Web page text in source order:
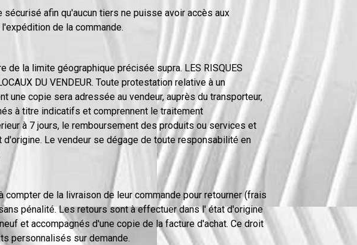
afin qu'aucun tiers ne puisse avoir accès aux
de la commande.
la limite géographique précisée supra. LES RISQUES
DU VENDEUR. Toute protestation relative à un
une copie sera adressée au vendeur, auprès du transporteur,
à titre indicatifs et comprennent le traitement
à 7 jours, le remboursement des produits ou services et
Le vendeur se dégage de toute responsabilité en
de la livraison de leur commande pour retourner (frais
pénalité. Les retours sont à effectuer dans l' état d'origine
et accompagnés d'une copie de la facture d'achat. Ce droit
personnalisés sur demande.